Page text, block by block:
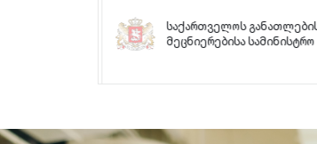
საქართველოს განათლების
მეცნიერებისა სამინისტრო